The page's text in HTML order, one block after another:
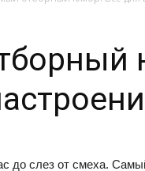
до слез от смеха.